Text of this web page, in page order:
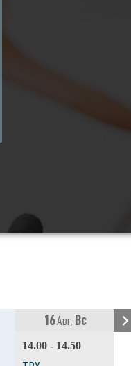
16Авг, Вс
14.00 - 14.50